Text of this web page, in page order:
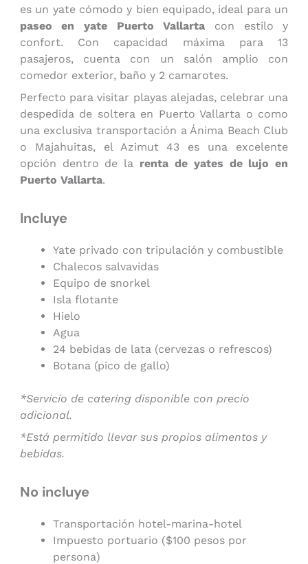
es un yate cómodo y bien equipado, ideal para un
paseo en yate Puerto Vallarta con estilo y
confort. Con capacidad máxima para 13
pasajeros, cuenta con un salón amplio con
comedor exterior, baño y 2 camarotes.
Perfecto para visitar playas alejadas, celebrar una
despedida de soltera en Puerto Vallarta o como
una exclusiva transportación a Ánima Beach Club
o Majahuitas, el Azimut 43 es una excelente
opción dentro de la renta de yates de lujo en
Puerto Vallarta.
Incluye
Yate privado con tripulación y combustible
Chalecos salvavidas
Equipo de snorkel
Isla flotante
Hielo
Agua
24 bebidas de lata (cervezas o refrescos)
Botana (pico de gallo)
*Servicio de catering disponible con precio
adicional.
*Está permitido llevar sus propios alimentos y
bebidas.
No incluye
Transportación hotel-marina-hotel
Impuesto portuario ($100 pesos por
persona)